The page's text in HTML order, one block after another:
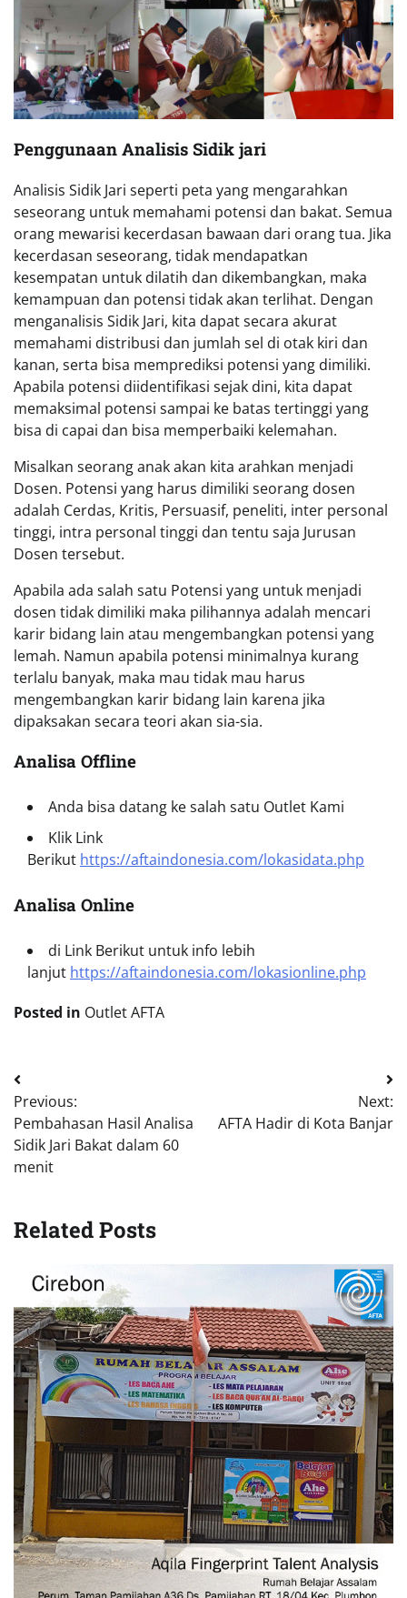
Penggunaan Analisis Sidik jari
Analisis Sidik Jari seperti peta yang mengarahkan
seseorang untuk memahami potensi dan bakat. Semua
orang mewarisi kecerdasan bawaan dari orang tua. Jika
kecerdasan seseorang, tidak mendapatkan
kesempatan untuk dilatih dan dikembangkan, maka
kemampuan dan potensi tidak akan terlihat. Dengan
menganalisis Sidik Jari, kita dapat secara akurat
memahami distribusi dan jumlah sel di otak kiri dan
kanan, serta bisa memprediksi potensi yang dimiliki.
Apabila potensi diidentifikasi sejak dini, kita dapat
memaksimal potensi sampai ke batas tertinggi yang
bisa di capai dan bisa memperbaiki kelemahan.
Misalkan seorang anak akan kita arahkan menjadi
Dosen. Potensi yang harus dimiliki seorang dosen
adalah Cerdas, Kritis, Persuasif, peneliti, inter personal
tinggi, intra personal tinggi dan tentu saja Jurusan
Dosen tersebut.
Apabila ada salah satu Potensi yang untuk menjadi
dosen tidak dimiliki maka pilihannya adalah mencari
karir bidang lain atau mengembangkan potensi yang
lemah. Namun apabila potensi minimalnya kurang
terlalu banyak, maka mau tidak mau harus
mengembangkan karir bidang lain karena jika
dipaksakan secara teori akan sia-sia.
Analisa Offline
Anda bisa datang ke salah satu Outlet Kami
Klik Link
Berikut https://aftaindonesia.com/lokasidata.php
Analisa Online
di Link Berikut untuk info lebih
lanjut https://aftaindonesia.com/lokasionline.php
Posted in Outlet AFTA
Navigasi
pos
Previous:
Pembahasan Hasil Analisa
Sidik Jari Bakat dalam 60
menit
Next:
AFTA Hadir di Kota Banjar
Related Posts